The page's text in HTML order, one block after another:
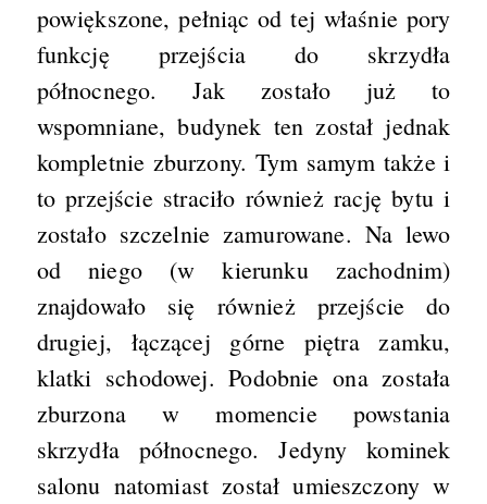
powiększone, pełniąc od tej właśnie pory
funkcję przejścia do skrzydła
północnego. Jak zostało już to
wspomniane, budynek ten został jednak
kompletnie zburzony. Tym samym także i
to przejście straciło również rację bytu i
zostało szczelnie zamurowane. Na lewo
od niego (w kierunku zachodnim)
znajdowało się również przejście do
drugiej, łączącej górne piętra zamku,
klatki schodowej. Podobnie ona została
zburzona w momencie powstania
skrzydła północnego. Jedyny kominek
salonu natomiast został umieszczony w